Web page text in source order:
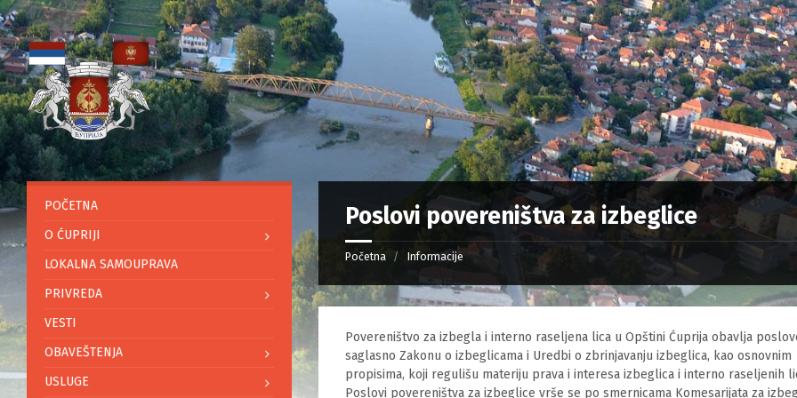
Poslovi povereništva za izbeglice
Početna Informacije
Povereništvo za izbegla i interno raseljena lica u Opštini Ćuprija obavlja
saglasno Zakonu o izbeglicama i Uredbi o zbrinjavanju izbeglica, kao osnovnim
propisima, koji regulišu materiju prava i interesa izbeglica i interno raseljenih
Poslovi povereništva za izbeglice vrše se po smernicama Komesarijata za
POČETNA
O ĆUPRIJI
LOKALNA SAMOUPRAVA
PRIVREDA
VESTI
OBAVEŠTENJA
USLUGE